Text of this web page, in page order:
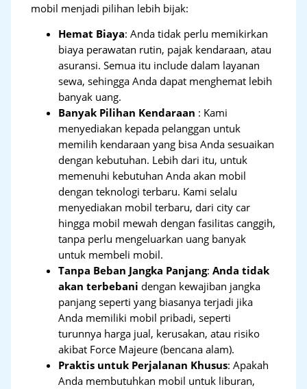
mobil menjadi pilihan lebih bijak:
Hemat Biaya: Anda tidak perlu memikirkan
biaya perawatan rutin, pajak kendaraan, atau
asuransi. Semua itu include dalam layanan
sewa, sehingga Anda dapat menghemat lebih
banyak uang.
Banyak Pilihan Kendaraan : Kami
menyediakan kepada pelanggan untuk
memilih kendaraan yang bisa Anda sesuaikan
dengan kebutuhan. Lebih dari itu, untuk
memenuhi kebutuhan Anda akan mobil
dengan teknologi terbaru. Kami selalu
menyediakan mobil terbaru, dari city car
hingga mobil mewah dengan fasilitas canggih,
tanpa perlu mengeluarkan uang banyak
untuk membeli mobil.
Tanpa Beban Jangka Panjang:Anda tidak
akan terbebani dengan kewajiban jangka
panjang seperti yang biasanya terjadi jika
Anda memiliki mobil pribadi, seperti
turunnya harga jual, kerusakan, atau risiko
akibat Force Majeure (bencana alam).
Praktis untuk Perjalanan Khusus: Apakah
Anda membutuhkan mobil untuk liburan,